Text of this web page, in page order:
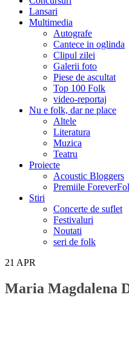
Lansari
Multimedia
Autografe
Cantece in oglinda
Clipul zilei
Galerii foto
Piese de ascultat
Top 100 Folk
video-reportaj
Nu e folk, dar ne place
Altele
Literatura
Muzica
Teatru
Proiecte
Acoustic Bloggers
Premiile
Stiri
Concerte de suflet
Festivaluri
Noutati
seri de folk
21 APR
Maria Magdalena